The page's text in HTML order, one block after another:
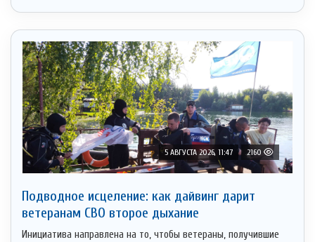
5 АВГУСТА 2026, 11:47 2160
Подводное исцеление: как дайвинг дарит
ветеранам СВО второе дыхание
Инициатива направлена на то, чтобы ветераны, получившие